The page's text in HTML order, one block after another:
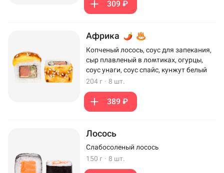
309 ₽
Африка
Копченый лосось, соус для запекания,
сыр плавленый в ломтиках, огурцы,
соус унаги, соус спайс, кунжут белый
204 г · 8 шт.
389 ₽
Лосось
Слабосоленый лосось
150 г · 8 шт.